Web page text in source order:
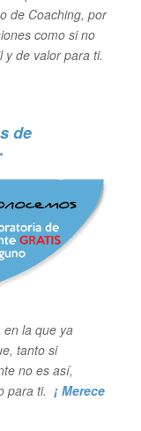
de Coaching, por
como si no
de valor para ti.
de
la que ya
tanto si
no es así,
para ti. ¡ Merece